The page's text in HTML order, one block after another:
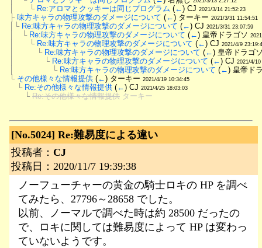
│　　└ Re:アロマとクッキーは同じプログラム (←) CJ 2021/3/14 21:52:23
├ 味方キャラの物理攻撃のダメージについて (←) ターキー 2021/3/31 11:54:51
│└ Re:味方キャラの物理攻撃のダメージについて (←) CJ 2021/3/31 23:07:59
│　└ Re:味方キャラの物理攻撃のダメージについて (←) 皇帝ドラゴソ
│　　└ Re:味方キャラの物理攻撃のダメージについて (←) CJ 2021/4/9
│　　　└ Re:味方キャラの物理攻撃のダメージについて (←) 皇帝ドラゴ
│　　　　└ Re:味方キャラの物理攻撃のダメージについて (←) CJ 2021/4/10
│　　　　　└ Re:味方キャラの物理攻撃のダメージについて (←) 皇帝ド
└ その他様々な情報提供 (←) ターキー 2021/4/19 10:34:45
└ Re:その他様々な情報提供 (←) CJ 2021/4/25 18:03:03
└ Re:その他様々な情報提供 ターキー
[No.5024] Re:難易度による違い
投稿者： CJ
投稿日：2020/11/7 19:39:38
ノーフューチャーの黄金の騎士ロキの HP を調べ
てみたら、27796～28658 でした。
以前、ノーマルで調べた時は約 28500 だったの
で、ロキに関しては難易度によって HP は変わっ
ていないようです。